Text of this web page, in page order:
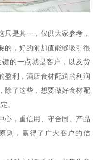
只是其一，仅供大家参考，
的，好的附加值能够吸引很
的一点就是客户，以及货
盈利，酒店食材配送的利润
除了这些，想要做好食材配
。
心，重信用、守合同、产品
则，赢得了广大客户的信